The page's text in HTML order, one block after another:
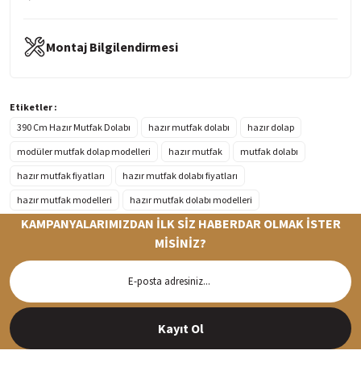
Montaj Bilgilendirmesi
Etiketler :
390 Cm Hazır Mutfak Dolabı
hazır mutfak dolabı
hazır dolap
modüler mutfak dolap modelleri
hazır mutfak
mutfak dolabı
hazır mutfak fiyatları
hazır mutfak dolabı fiyatları
hazır mutfak modelleri
hazır mutfak dolabı modelleri
Siparişleriniz en kısa sürede hazırlanarak kargoya verilir
KAMPANYALARIMIZDAN İLK SİZ HABERDAR OLMAK İSTER
MİSİNİZ?
Kayıt Ol